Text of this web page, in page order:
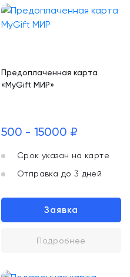
Предоплаченная карта
«MyGift МИР»
500 - 15000 ₽
Срок указан на карте
Отправка до 3 дней
Заявка
Подробнее